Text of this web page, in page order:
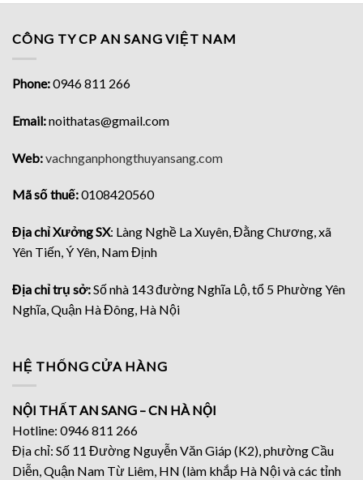
CÔNG TY CP AN SANG VIỆT NAM
Phone:0946 811 266
Email:noithatas@gmail.com
Web:vachnganphongthuyansang.com
Mã số thuế:0108420560
Địa chỉ Xưởng SX: Làng Nghề La Xuyên, Đằng Chương, xã
Yên Tiến, Ý Yên, Nam Định
Địa chỉ trụ sở:Số nhà 143 đường Nghĩa Lộ, tổ 5 Phường Yên
Nghĩa, Quận Hà Đông, Hà Nội
HỆ THỐNG CỬA HÀNG
NỘI THẤT AN SANG – CN HÀ NỘI
Hotline: 0946 811 266
Địa chỉ: Số 11 Đường Nguyễn Văn Giáp (K2), phường Cầu
Diễn, Quận Nam Từ Liêm, HN (làm khắp Hà Nội và các tỉnh